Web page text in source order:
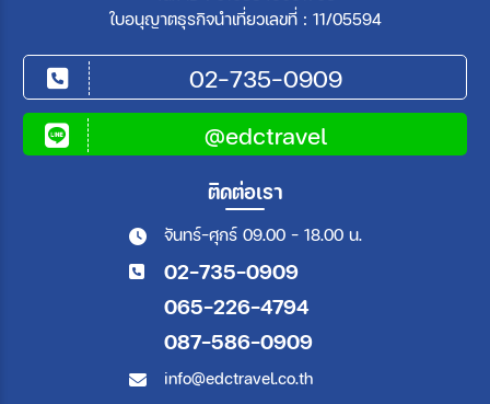
ใบอนุญาตธุรกิจนำเที่ยวเลขที่ : 11/05594
02-735-0909
@edctravel
ติดต่อเรา
จันทร์-ศุกร์ 09.00 - 18.00 น.
02-735-0909
065-226-4794
087-586-0909
info@edctravel.co.th